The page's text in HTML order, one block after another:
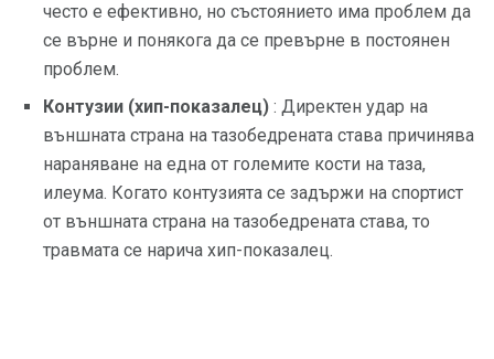
често е ефективно, но състоянието има проблем да
се върне и понякога да се превърне в постоянен
проблем.
Контузии (хип-показалец) : Директен удар на
външната страна на тазобедрената става причинява
нараняване на една от големите кости на таза,
илеума. Когато контузията се задържи на спортист
от външната страна на тазобедрената става, то
травмата се нарича хип-показалец.